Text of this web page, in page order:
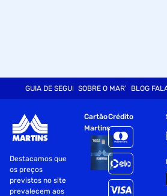
GUIA DE SEGURANÇASOBRE O MARTINSBLOG
Destacamos que
os preços
previstos no site
prevalecem aos
Cartão
Martins
Crédito